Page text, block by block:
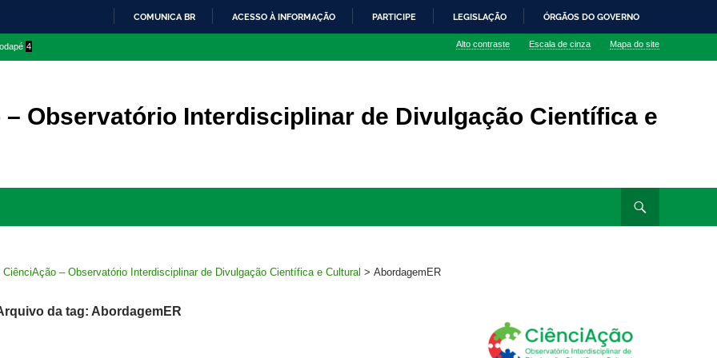
O
COMUNICA BR ACESSO À INFORMAÇÃO PARTICIPE LEGISLAÇÃO ÓRGÃOS DO GOVERNO
4 Alto contraste Escala de cinza Mapa do site
– Observatório Interdisciplinar de Divulgação Científica e
CiênciAção – Observatório Interdisciplinar de Divulgação Científica e Cultural > AbordagemER
da tag: AbordagemER